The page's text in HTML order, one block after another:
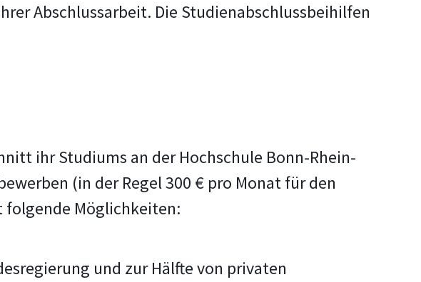
Abschlussarbeit. Die Studienabschlussbeihilfen
ihr Studiums an der Hochschule Bonn-Rhein-
(in der Regel 300 € pro Monat für den
folgende Möglichkeiten:
und zur Hälfte von privaten